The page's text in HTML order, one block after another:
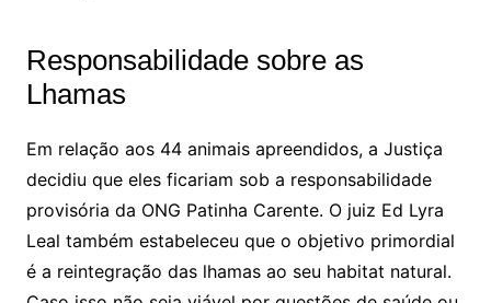
Responsabilidade sobre as
Lhamas
Em relação aos 44 animais apreendidos, a Justiça
decidiu que eles ficariam sob a responsabilidade
provisória da ONG Patinha Carente. O juiz Ed Lyra
Leal também estabeleceu que o objetivo primordial
é a reintegração das lhamas ao seu habitat natural.